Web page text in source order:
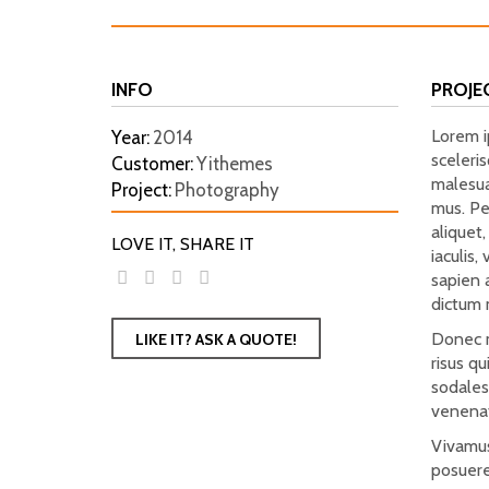
INFO
Year: 2014
Customer:Yithemes
Project: Photography
LOVE IT, SHARE IT
LIKE IT? ASK A QUOTE!
Lorem
mus.
iaculis,
sapien
dictum
Donec
risus